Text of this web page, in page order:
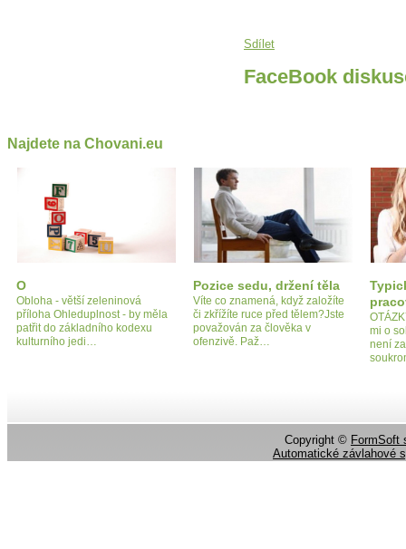
Sdílet
FaceBook
Najdete na Chovani.eu
O
Obloha - větší zeleninová
příloha Ohleduplnost - by měla
patřit do základního kodexu
kulturního jedi…
Pozice sedu, držení těla
Víte co znamená, když založíte
či zkřížíte ruce před tělem?Jste
považován za člověka v
ofenzivě. Paž…
mi o
není
Copyright © FormSoft
Automatické závlahové